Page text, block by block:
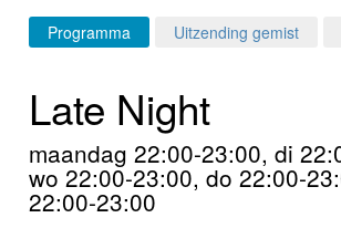
Login
Home
Programma's
Nieuws
Programma Uitzending gemist
Late Night
maandag 22:00-23:00, di
wo 22:00-23:00, do 22:00-
22:00-23:00